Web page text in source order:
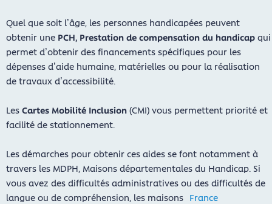
Quel que soit l’âge, les personnes handicapées peuvent
obtenir une PCH, Prestation de compensation du handicap qui
permet d’obtenir des financements spécifiques pour les
dépenses d’aide humaine, matérielles ou pour la réalisation
de travaux d’accessibilité.
Les Cartes Mobilité Inclusion (CMI) vous permettent priorité et
facilité de stationnement.
Les démarches pour obtenir ces aides se font notamment à
travers les MDPH, Maisons départementales du Handicap. Si
vous avez des difficultés administratives ou des difficultés de
langue ou de compréhension, les maisons France